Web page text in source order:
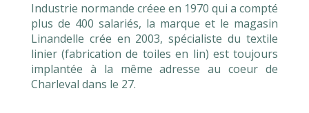
Industrie normande créee en 1970 qui a compté
plus de 400 salariés, la marque et le magasin
Linandelle crée en 2003, spécialiste du textile
linier (fabrication de toiles en lin) est toujours
implantée à la même adresse au coeur de
Charleval dans le 27.